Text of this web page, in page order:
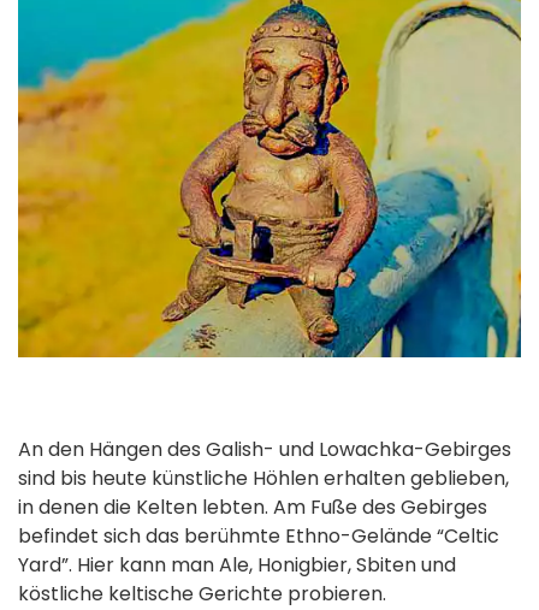
An den Hängen des Galish- und Lowachka-Gebirges
sind bis heute künstliche Höhlen erhalten geblieben,
in denen die Kelten lebten. Am Fuße des Gebirges
befindet sich das berühmte Ethno-Gelände “Celtic
Yard”. Hier kann man Ale, Honigbier, Sbiten und
köstliche keltische Gerichte probieren.